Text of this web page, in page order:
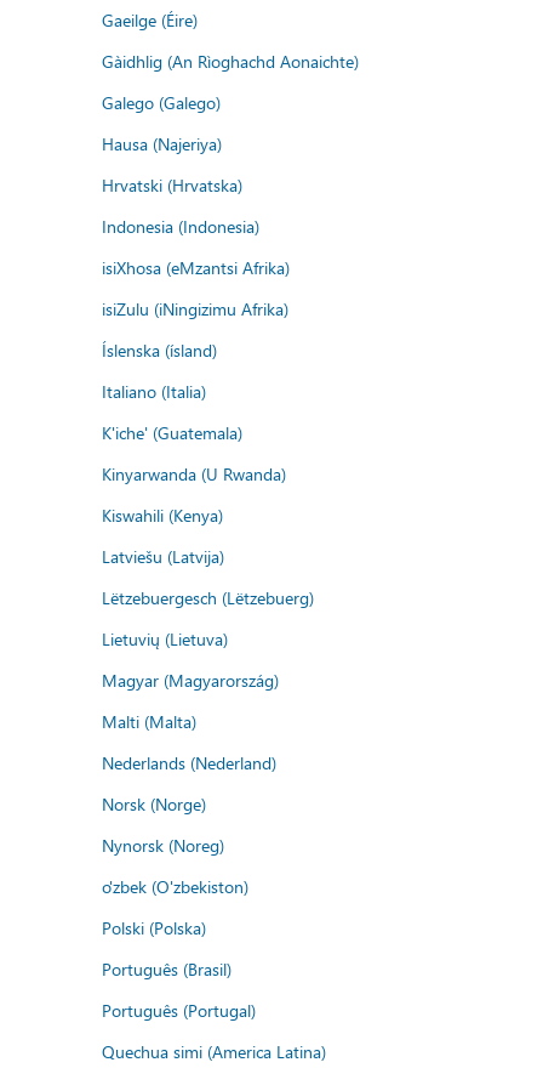
Gaeilge (Éire)
Gàidhlig (An Rìoghachd Aonaichte)
Galego (Galego)
Hausa (Najeriya)
Hrvatski (Hrvatska)
Indonesia (Indonesia)
isiXhosa (eMzantsi Afrika)
isiZulu (iNingizimu Afrika)
Íslenska (ísland)
Italiano (Italia)
K'iche' (Guatemala)
Kinyarwanda (U Rwanda)
Kiswahili (Kenya)
Latviešu (Latvija)
Lëtzebuergesch (Lëtzebuerg)
Lietuvių (Lietuva)
Magyar (Magyarország)
Malti (Malta)
Nederlands (Nederland)
Norsk (Norge)
Nynorsk (Noreg)
o'zbek (O'zbekiston)
Polski (Polska)
Português (Brasil)
Português (Portugal)
Quechua simi (America Latina)